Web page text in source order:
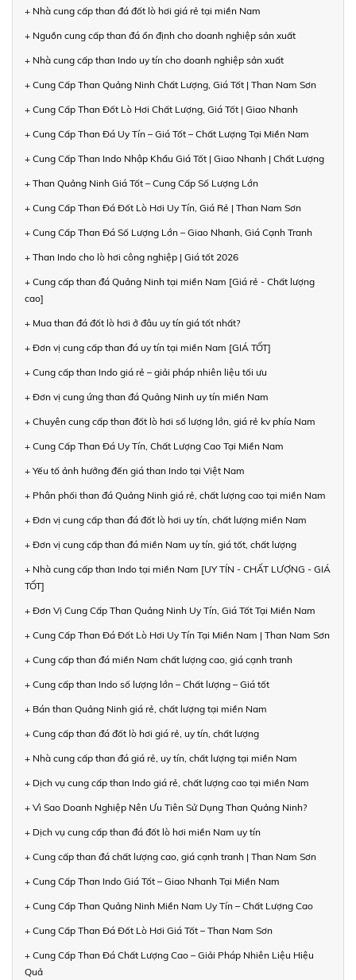
+ Nhà cung cấp than đá đốt lò hơi giá rẻ tại miền Nam
+ Nguồn cung cấp than đá ổn định cho doanh nghiệp sản xuất
+ Nhà cung cấp than Indo uy tín cho doanh nghiệp sản xuất
+ Cung Cấp Than Quảng Ninh Chất Lượng, Giá Tốt | Than Nam Sơn
+ Cung Cấp Than Đốt Lò Hơi Chất Lượng, Giá Tốt | Giao Nhanh
+ Cung Cấp Than Đá Uy Tín – Giá Tốt – Chất Lượng Tại Miền Nam
+ Cung Cấp Than Indo Nhập Khẩu Giá Tốt | Giao Nhanh | Chất Lượng
+ Than Quảng Ninh Giá Tốt – Cung Cấp Số Lượng Lớn
+ Cung Cấp Than Đá Đốt Lò Hơi Uy Tín, Giá Rẻ | Than Nam Sơn
+ Cung Cấp Than Đá Số Lượng Lớn – Giao Nhanh, Giá Cạnh Tranh
+ Than Indo cho lò hơi công nghiệp | Giá tốt 2026
+ Cung cấp than đá Quảng Ninh tại miền Nam [Giá rẻ - Chất lượng
cao]
+ Mua than đá đốt lò hơi ở đâu uy tín giá tốt nhất?
+ Đơn vị cung cấp than đá uy tín tại miền Nam [GIÁ TỐT]
+ Cung cấp than Indo giá rẻ – giải pháp nhiên liệu tối ưu
+ Đơn vị cung ứng than đá Quảng Ninh uy tín miền Nam
+ Chuyên cung cấp than đốt lò hơi số lượng lớn, giá rẻ kv phía Nam
+ Cung Cấp Than Đá Uy Tín, Chất Lượng Cao Tại Miền Nam
+ Yếu tố ảnh hưởng đến giá than Indo tại Việt Nam
+ Phân phối than đá Quảng Ninh giá rẻ, chất lượng cao tại miền Nam
+ Đơn vị cung cấp than đá đốt lò hơi uy tín, chất lượng miền Nam
+ Đơn vị cung cấp than đá miền Nam uy tín, giá tốt, chất lượng
+ Nhà cung cấp than Indo tại miền Nam [UY TÍN - CHẤT LƯỢNG - GIÁ
TỐT]
+ Đơn Vị Cung Cấp Than Quảng Ninh Uy Tín, Giá Tốt Tại Miền Nam
+ Cung Cấp Than Đá Đốt Lò Hơi Uy Tín Tại Miền Nam | Than Nam Sơn
+ Cung cấp than đá miền Nam chất lượng cao, giá cạnh tranh
+ Cung cấp than Indo số lượng lớn – Chất lượng – Giá tốt
+ Bán than Quảng Ninh giá rẻ, chất lượng tại miền Nam
+ Cung cấp than đá đốt lò hơi giá rẻ, uy tín, chất lượng
+ Nhà cung cấp than đá giá rẻ, uy tín, chất lượng tại miền Nam
+ Dịch vụ cung cấp than Indo giá rẻ, chất lượng cao tại miền Nam
+ Vì Sao Doanh Nghiệp Nên Ưu Tiên Sử Dụng Than Quảng Ninh?
+ Dịch vụ cung cấp than đá đốt lò hơi miền Nam uy tín
+ Cung cấp than đá chất lượng cao, giá cạnh tranh | Than Nam Sơn
+ Cung Cấp Than Indo Giá Tốt – Giao Nhanh Tại Miền Nam
+ Cung Cấp Than Quảng Ninh Miền Nam Uy Tín – Chất Lượng Cao
+ Cung Cấp Than Đá Đốt Lò Hơi Giá Tốt – Than Nam Sơn
+ Cung Cấp Than Đá Chất Lượng Cao – Giải Pháp Nhiên Liệu Hiệu
Quả